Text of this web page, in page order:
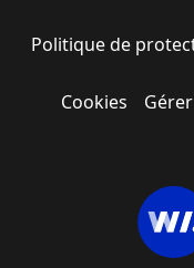
Politique de
Cookies